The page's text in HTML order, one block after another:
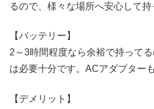
るので、様々な場所へ安心して持
【バッテリー】
2～3時間程度なら余裕で持って
は必要十分です。ACアダプター
【デメリット】